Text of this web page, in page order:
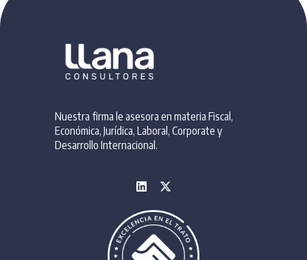
Nuestra firma le asesora en materia Fiscal,
Económica, Jurídica, Laboral, Corporate y
Desarrollo Internacional.